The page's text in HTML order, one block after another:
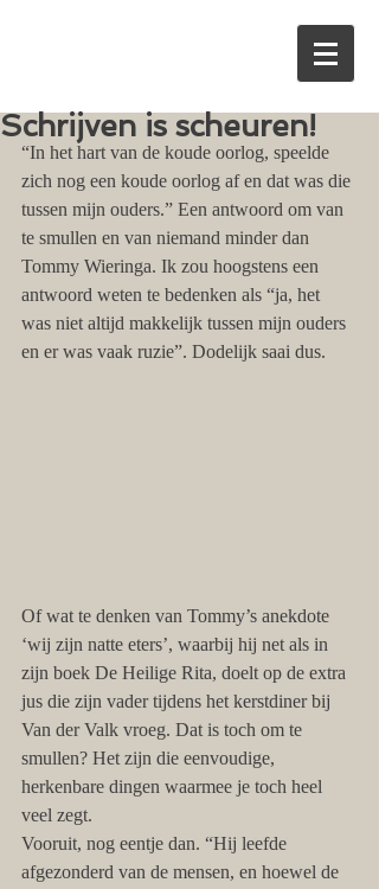
Schrijven is scheuren!
“In het hart van de koude oorlog, speelde
zich nog een koude oorlog af en dat was die
tussen mijn ouders.” Een antwoord om van
te smullen en van niemand minder dan
Tommy Wieringa. Ik zou hoogstens een
antwoord weten te bedenken als “ja, het
was niet altijd makkelijk tussen mijn ouders
en er was vaak ruzie”. Dodelijk saai dus.
Of wat te denken van Tommy’s anekdote
‘wij zijn natte eters’, waarbij hij net als in
zijn boek De Heilige Rita, doelt op de extra
jus die zijn vader tijdens het kerstdiner bij
Van der Valk vroeg. Dat is toch om te
smullen? Het zijn die eenvoudige,
herkenbare dingen waarmee je toch heel
veel zegt.
Vooruit, nog eentje dan. “Hij leefde
afgezonderd van de mensen, en hoewel de